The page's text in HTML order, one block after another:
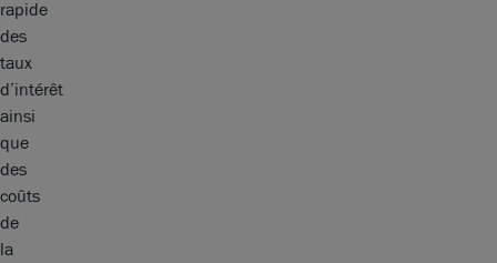
rapide
des
taux
d’intérêt
ainsi
que
des
coûts
de
la